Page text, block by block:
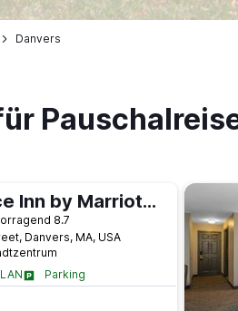
Danvers
Residence Inn by Marriott Boston North Shore/Danvers
8.7
Danvers, MA, USA
Parking